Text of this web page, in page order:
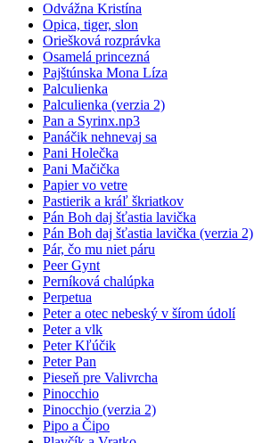
Odvážna Kristína
Opica, tiger, slon
Oriešková rozprávka
Osamelá princezná
Pajštúnska Mona Líza
Palculienka
Palculienka (verzia 2)
Pan a Syrinx.np3
Panáčik nehnevaj sa
Pani Holečka
Pani Mačička
Papier vo vetre
Pastierik a kráľ škriatkov
Pán Boh daj šťastia lavička
Pán Boh daj šťastia lavička (verzia 2)
Pár, čo mu niet páru
Peer Gynt
Perníková chalúpka
Perpetua
Peter a otec nebeský v šírom údolí
Peter a vlk
Peter Kľúčik
Peter Pan
Pieseň pre Valivrcha
Pinocchio
Pinocchio (verzia 2)
Pipo a Čipo